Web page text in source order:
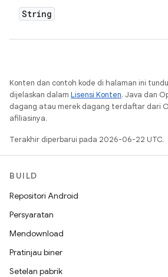
String
Konten dan contoh kode di halaman ini
dijelaskan dalam Lisensi Konten. Java dan
dagang atau merek dagang terdaftar dari
afiliasinya.
Terakhir diperbarui pada 2026-06-22 UTC.
BUILD
Repositori Android
Persyaratan
Mendownload
Pratinjau biner
Setelan pabrik